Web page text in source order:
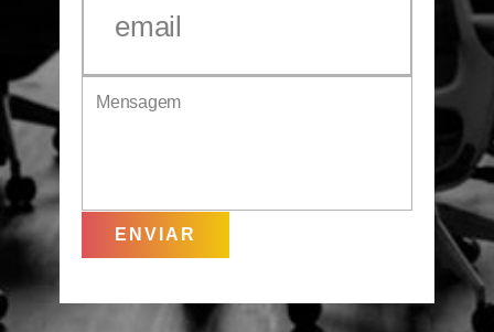
ENVIAR